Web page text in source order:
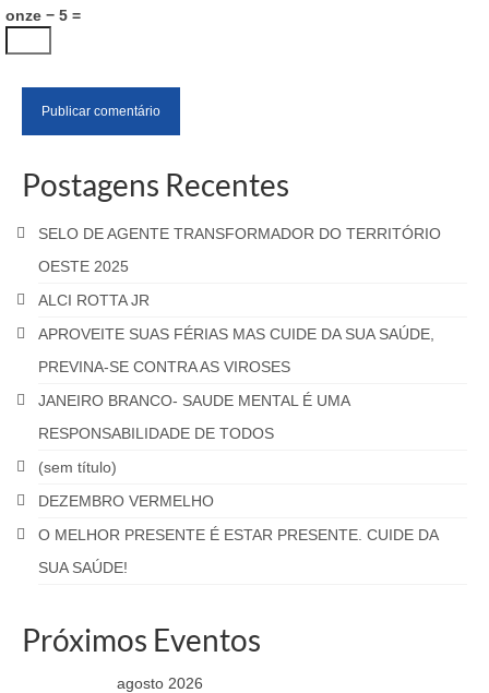
onze − 5 =
Postagens Recentes
SELO DE AGENTE TRANSFORMADOR DO TERRITÓRIO
OESTE 2025
ALCI ROTTA JR
APROVEITE SUAS FÉRIAS MAS CUIDE DA SUA SAÚDE,
PREVINA-SE CONTRA AS VIROSES
JANEIRO BRANCO- SAUDE MENTAL É UMA
RESPONSABILIDADE DE TODOS
(sem título)
DEZEMBRO VERMELHO
O MELHOR PRESENTE É ESTAR PRESENTE. CUIDE DA
SUA SAÚDE!
Próximos Eventos
agosto 2026